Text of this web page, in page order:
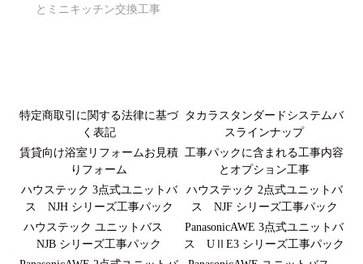
とミニキッチン交換工事
特定商取引に関する法律に基づ
く表記
タカラスタンダードシステムバ
スラインナップ
賃貸向け浴室リフォームお見積
りフォーム
工事パックに含まれる工事内容
とオプション工事
ハウステック 3点式ユニットバ
ス NJH シリーズ工事パック
ハウステック 2点式ユニットバ
ス NJF シリーズ工事パック
ハウステック ユニットバス
NJB シリーズ工事パック
PanasonicAWE 3点式ユニットバ
ス UⅡE3 シリーズ工事パック